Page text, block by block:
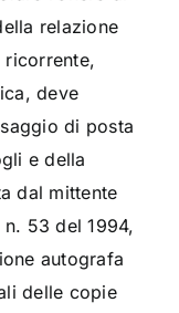
relazione
deve
di posta
e della
dal mittente
53 del 1994,
autografa
delle copie